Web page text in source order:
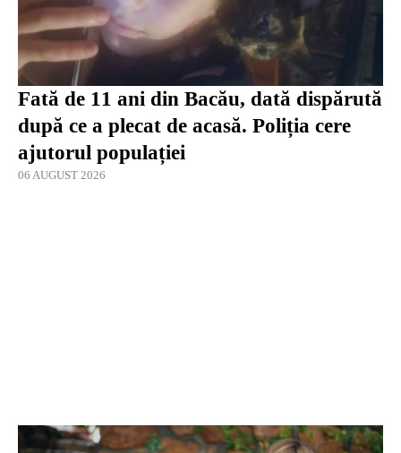
Fată de 11 ani din Bacău, dată dispărută
după ce a plecat de acasă. Poliția cere
ajutorul populației
06 AUGUST 2026